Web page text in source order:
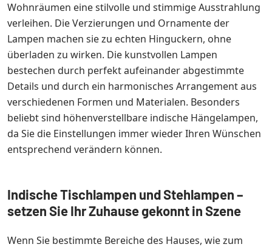
Wohnräumen eine stilvolle und stimmige Ausstrahlung
verleihen. Die Verzierungen und Ornamente der
Lampen machen sie zu echten Hinguckern, ohne
überladen zu wirken. Die kunstvollen Lampen
bestechen durch perfekt aufeinander abgestimmte
Details und durch ein harmonisches Arrangement aus
verschiedenen Formen und Materialen. Besonders
beliebt sind höhenverstellbare indische Hängelampen,
da Sie die Einstellungen immer wieder Ihren Wünschen
entsprechend verändern können.
Indische Tischlampen und Stehlampen –
setzen Sie Ihr Zuhause gekonnt in Szene
Wenn Sie bestimmte Bereiche des Hauses, wie zum